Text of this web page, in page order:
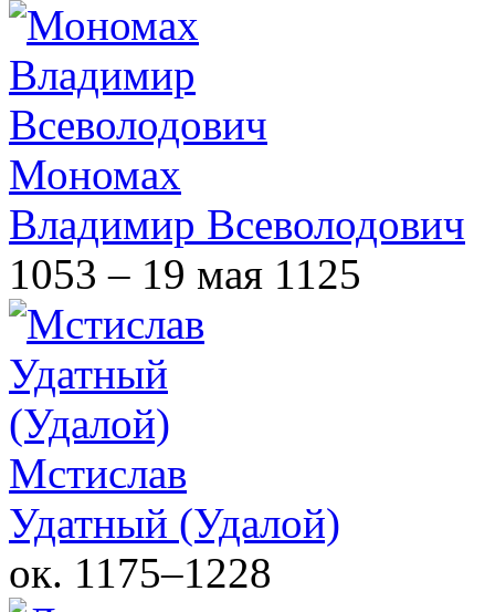
Мономах
Владимир Всеволодович
1053 – 19 мая 1125
Мстислав
Удатный (Удалой)
ок. 1175–1228